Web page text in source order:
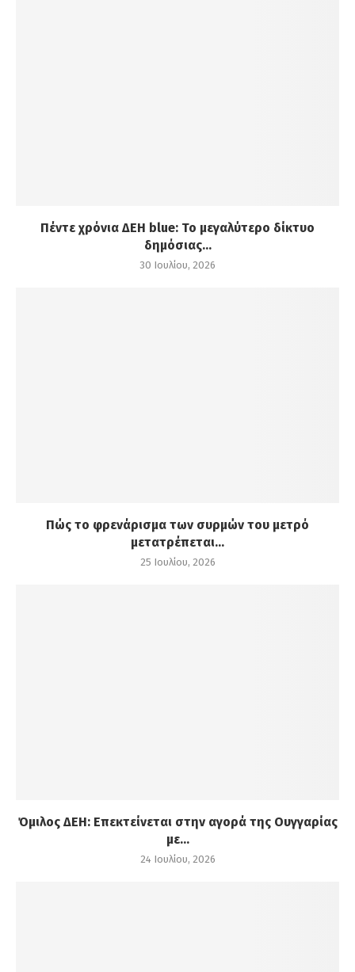
Πέντε χρόνια ΔΕΗ blue: Το μεγαλύτερο δίκτυο
δημόσιας...
30 Ιουλίου, 2026
Πώς το φρενάρισμα των συρμών του μετρό
μετατρέπεται...
25 Ιουλίου, 2026
Όμιλος ΔΕΗ: Επεκτείνεται στην αγορά της Ουγγαρίας
με...
24 Ιουλίου, 2026